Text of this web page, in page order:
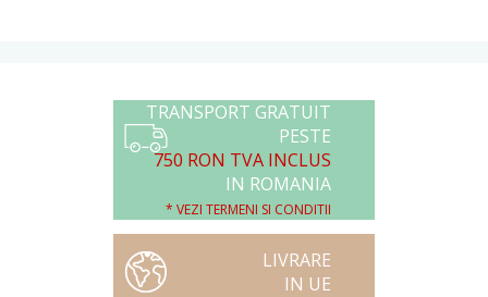
TRANSPORT GRATUIT
PESTE
750 RON TVA INCLUS
IN ROMANIA
* VEZI TERMENI SI CONDITII
LIVRARE
IN UE